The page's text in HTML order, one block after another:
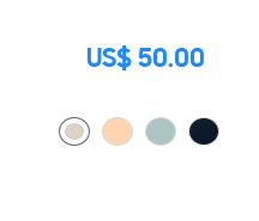
US$ 50.00